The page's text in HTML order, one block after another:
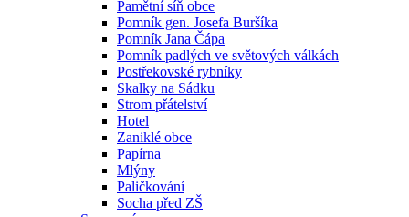
Pamětní síň obce
Pomník gen. Josefa Buršíka
Pomník Jana Čápa
Pomník padlých ve světových válkách
Postřekovské rybníky
Skalky na Sádku
Strom přátelství
Hotel
Zaniklé obce
Papírna
Mlýny
Paličkování
Socha před ZŠ